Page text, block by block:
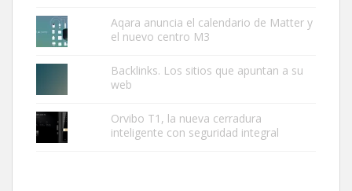
Aqara anuncia el calendario de Matter y
el nuevo centro M3
Backlinks. Los sitios que apuntan a su
web
Orvibo T1, la nueva cerradura
inteligente con seguridad integral